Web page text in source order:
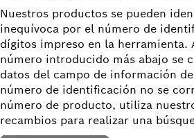
Nuestros productos se pueden
inequívoca por el número de
dígitos impreso en la herramienta.
número introducido más abajo se
datos del campo de información
número de identificación no se
número de producto, utiliza
recambios para realizar una